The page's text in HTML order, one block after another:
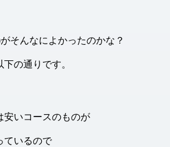
そんなによかったのかな？
の通りです。
安いコースのものが
ているので